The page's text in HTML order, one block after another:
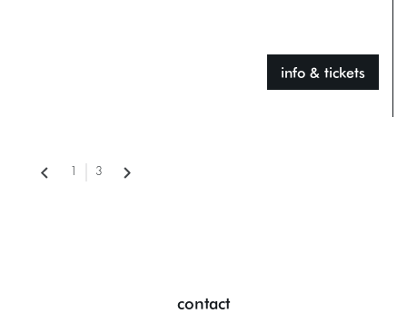
info & tickets
1 3
contact